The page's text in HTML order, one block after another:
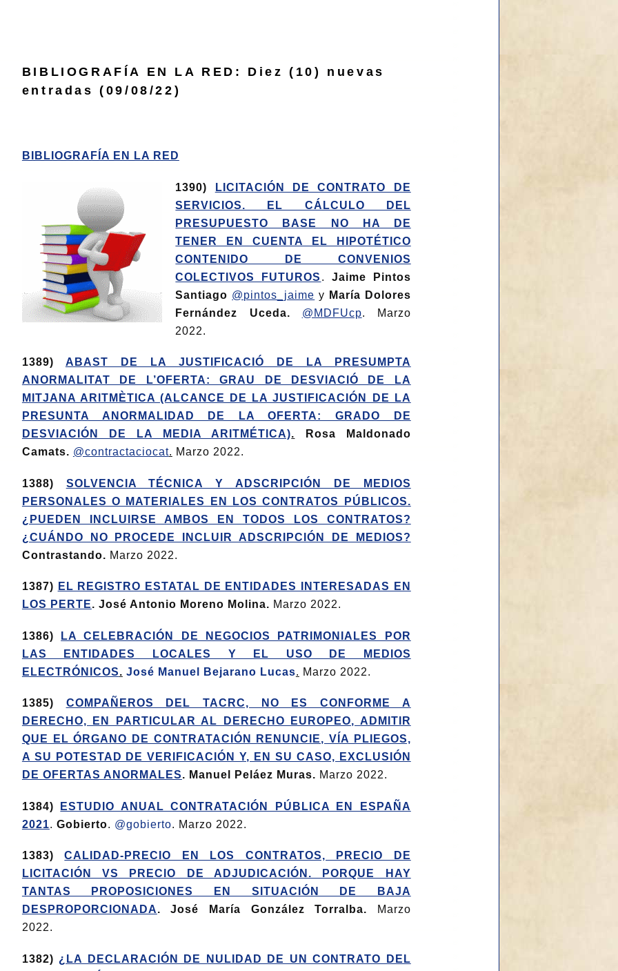
BIBLIOGRAFÍA EN LA RED: Diez (10) nuevas
entradas (09/08/22)
BIBLIOGRAFÍA EN LA RED
1390)
LICITACIÓN DE CONTRATO DE
SERVICIOS. EL CÁLCULO DEL
PRESUPUESTO BASE NO HA DE
TENER EN CUENTA EL HIPOTÉTICO
CONTENIDO DE CONVENIOS
COLECTIVOS FUTUROS . Jaime Pintos
Santiago @pintos_jaime y María Dolores
Fernández
Uceda. @MDFUcp. Marzo
2022.
1389) ABAST DE LA JUSTIFICACIÓ DE LA PRESUMPTA
ANORMALITAT DE L’OFERTA: GRAU DE DESVIACIÓ DE LA
MITJANA ARITMÈTICA (ALCANCE DE LA JUSTIFICACIÓN DE LA
PRESUNTA ANORMALIDAD DE LA OFERTA: GRADO DE
DESVIACIÓN DE LA MEDIA ARITMÉTICA).
Rosa Maldonado
Camats. @contractaciocat. Marzo 2022.
1388) SOLVENCIA TÉCNICA Y ADSCRIPCIÓN DE MEDIOS
PERSONALES O MATERIALES EN LOS CONTRATOS PÚBLICOS.
¿PUEDEN INCLUIRSE AMBOS EN TODOS LOS CONTRATOS?
¿CUÁNDO NO PROCEDE INCLUIR ADSCRIPCIÓN DE MEDIOS?
Contrastando. Marzo 2022.
1387) EL REGISTRO ESTATAL DE ENTIDADES INTERESADAS EN
LOS PERTE. José Antonio Moreno Molina. Marzo 2022.
1386)
LA CELEBRACIÓN DE NEGOCIOS PATRIMONIALES POR
LAS ENTIDADES LOCALES Y EL USO DE MEDIOS
ELECTRÓNICOS. José Manuel Bejarano Lucas. Marzo 2022.
1385)
COMPAÑEROS DEL TACRC, NO ES CONFORME A
DERECHO, EN PARTICULAR AL DERECHO EUROPEO, ADMITIR
QUE EL ÓRGANO DE CONTRATACIÓN RENUNCIE, VÍA PLIEGOS,
A SU POTESTAD DE VERIFICACIÓN Y, EN SU CASO, EXCLUSIÓN
DE OFERTAS ANORMALES. Manuel Peláez Muras. Marzo 2022.
1384)
ESTUDIO ANUAL CONTRATACIÓN PÚBLICA EN ESPAÑA
2021. Gobierto. @gobierto. Marzo 2022.
1383)
CALIDAD-PRECIO EN LOS CONTRATOS, PRECIO DE
LICITACIÓN VS PRECIO DE ADJUDICACIÓN. PORQUE HAY
TANTAS PROPOSICIONES EN SITUACIÓN DE BAJA
DESPROPORCIONADA. José María González Torralba.
Marzo
2022.
1382) ¿LA DECLARACIÓN DE NULIDAD DE UN CONTRATO DEL